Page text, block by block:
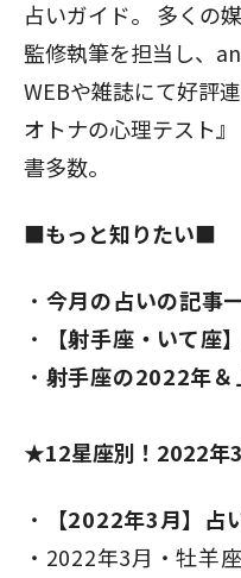
占いガイド。 多くの
監修執筆を担当し、
WEBや雑誌にて好評
オトナの心理テスト
書多数。
■もっと知りたい■
今月の占いの記事
【射手座・いて
射手座の2022年
★12星座別！2022年
【2022年3月】占
2022年3月・牡羊